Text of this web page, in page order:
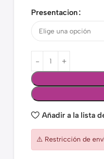
Presentacion
Añadir a la lista
⚠️ Restricción de